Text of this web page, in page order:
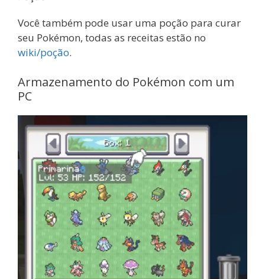
Você também pode usar uma poção para curar
seu Pokémon, todas as receitas estão no
wiki/poção.
Armazenamento do Pokémon com um
PC